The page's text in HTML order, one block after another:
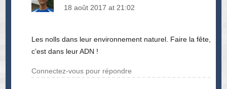
18 août 2017 at 21:02
Les nolls dans leur environnement naturel. Faire la fête,
c’est dans leur ADN !
Connectez-vous pour répondre